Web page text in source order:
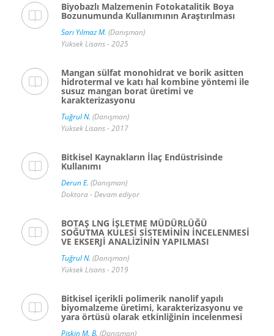
Biyobazlı Malzemenin Fotokatalitik Boya
Bozunumunda Kullanımının Araştırılması
Sarı Yılmaz M. (Danışman)
Yüksek Lisans - 2025
Mangan sülfat monohidrat ve borik asitten
hidrotermal ve katı hal kombine yöntemi ile
susuz mangan borat üretimi ve
karakterizasyonu
Tuğrul N. (Danışman)
Yüksek Lisans - 2017
Bitkisel Kaynakların İlaç Endüstrisinde
Kullanımı
Derun E. (Danışman)
Doktora - Devam ediyor
BOTAŞ LNG İŞLETME MÜDÜRLÜĞÜ
SOĞUTMA KULESİ SİSTEMİNİN İNCELENMESİ
VE EKSERJİ ANALİZİNİN YAPILMASI
Tuğrul N. (Danışman)
Yüksek Lisans - 2019
Bitkisel içerikli polimerik nanolif yapılı
biyomalzeme üretimi, karakterizasyonu ve
yara örtüsü olarak etkinliğinin incelenmesi
Pişkin M. B. (Danışman)